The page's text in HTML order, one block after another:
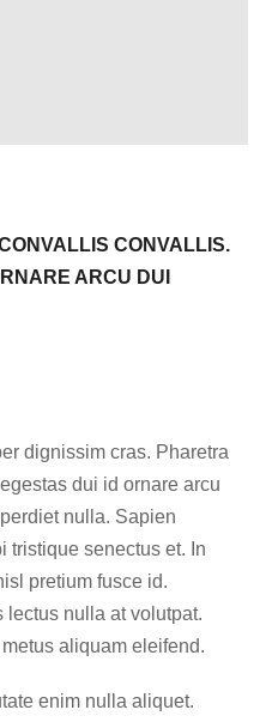
CONVALLIS.
ARCU DUI
dignissim cras. Pharetra
dui id ornare arcu
nulla. Sapien
tristique senectus et. In
pretium fusce id.
lectus nulla at volutpat.
aliquam eleifend.
enim nulla aliquet.